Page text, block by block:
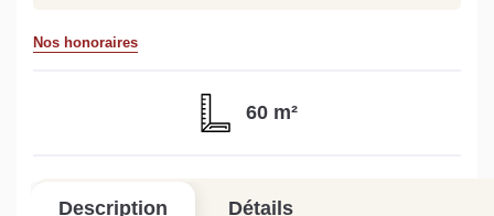
Rapide et gratuit, recevez votre estimation
Estimer mon bien maintenant
Nos honoraires
60 m²
Description Détails